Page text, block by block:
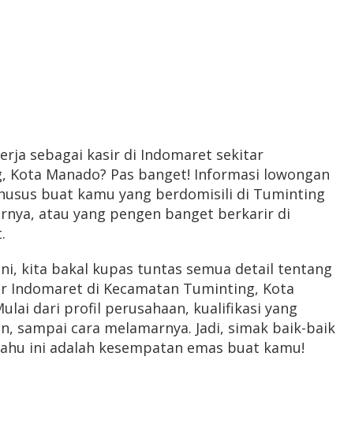
sebagai kasir di Indomaret sekitar
Kota Manado? Pas banget! Informasi lowongan
buat kamu yang berdomisili di Tuminting
atau yang pengen banget berkarir di
kita bakal kupas tuntas semua detail tentang
Indomaret di Kecamatan Tuminting, Kota
dari profil perusahaan, kualifikasi yang
sampai cara melamarnya. Jadi, simak baik-baik
ini adalah kesempatan emas buat kamu!